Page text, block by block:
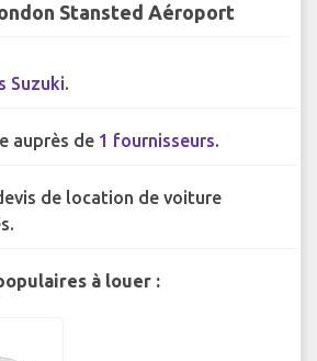
Stansted Aéroport
Suzuki.
auprès de 1 fournisseurs.
de location de voiture
à louer :